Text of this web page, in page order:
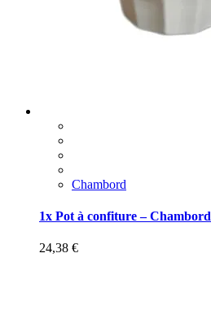
Chambord
1x Pot à confiture – Chambord
24,38 €